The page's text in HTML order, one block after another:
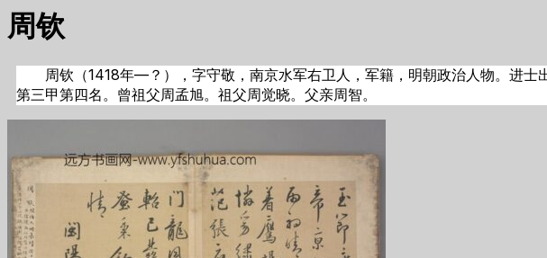
周钦
周钦（1418年—？），字守敬，南京水军右卫人，军籍，明朝政治人物。进
第三甲第四名。曾祖父周孟旭。祖父周觉晓。父亲周智。